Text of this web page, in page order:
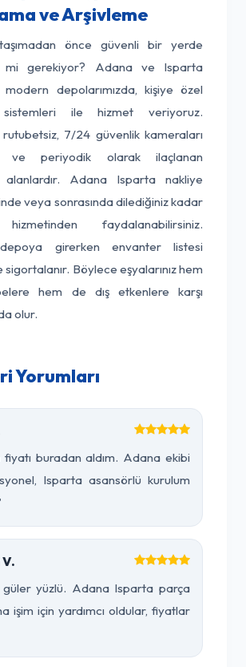
ve Arşivleme
taşımadan önce güvenli bir yerde
mi gerekiyor? Adana ve Isparta
modern depolarımızda, kişiye özel
ile hizmet veriyoruz.
rutubetsiz, 7/24 güvenlik kameraları
ve periyodik olarak ilaçlanan
alanlardır. Adana Isparta nakliye
veya sonrasında dilediğiniz kadar
faydalanabilirsiniz.
depoya girerken envanter listesi
Böylece eşyalarınız hem
hem de dış etkenlere karşı
olur.
Yorumları
fiyatı buradan aldım. Adana ekibi
Isparta asansörlü kurulum
güler yüzlü. Adana Isparta parça
işim için yardımcı oldular, fiyatlar